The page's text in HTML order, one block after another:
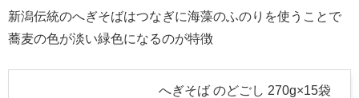
新潟伝統のへぎそばはつなぎに海藻のふのりを使うことで
蕎麦の色が淡い緑色になるのが特徴
へぎそば のどごし 270g×15袋